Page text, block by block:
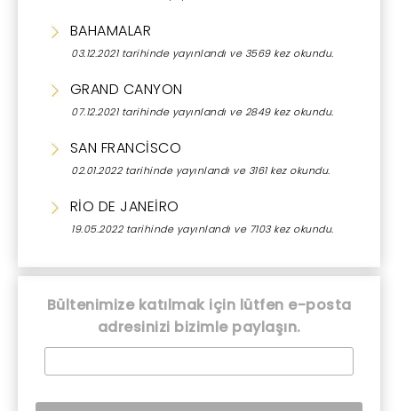
BAHAMALAR
03.12.2021 tarihinde yayınlandı ve 3569 kez okundu.
GRAND CANYON
07.12.2021 tarihinde yayınlandı ve 2849 kez okundu.
SAN FRANCİSCO
02.01.2022 tarihinde yayınlandı ve 3161 kez okundu.
RİO DE JANEİRO
19.05.2022 tarihinde yayınlandı ve 7103 kez okundu.
Bültenimize katılmak için lütfen e-posta
adresinizi bizimle paylaşın.